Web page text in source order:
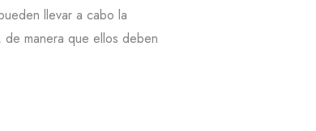
llevar a cabo la
de manera que ellos deben